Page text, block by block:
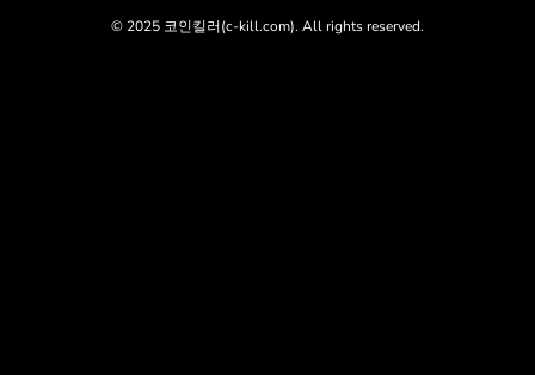
© 2025 코인킬러(c-kill.com). All rights reserved.